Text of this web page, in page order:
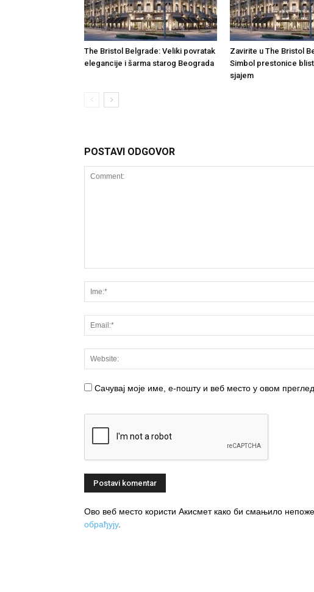
The Bristol Belgrade: Veliki povratak
elegancije i šarma starog Beograda
Zavirite u The Bristol
Simbol prestonice
sjajem
POSTAVI ODGOVOR
Сачувај моје име, е-пошту и веб место у овом
Ово веб место користи Акисмет како би смањило
обрађују.